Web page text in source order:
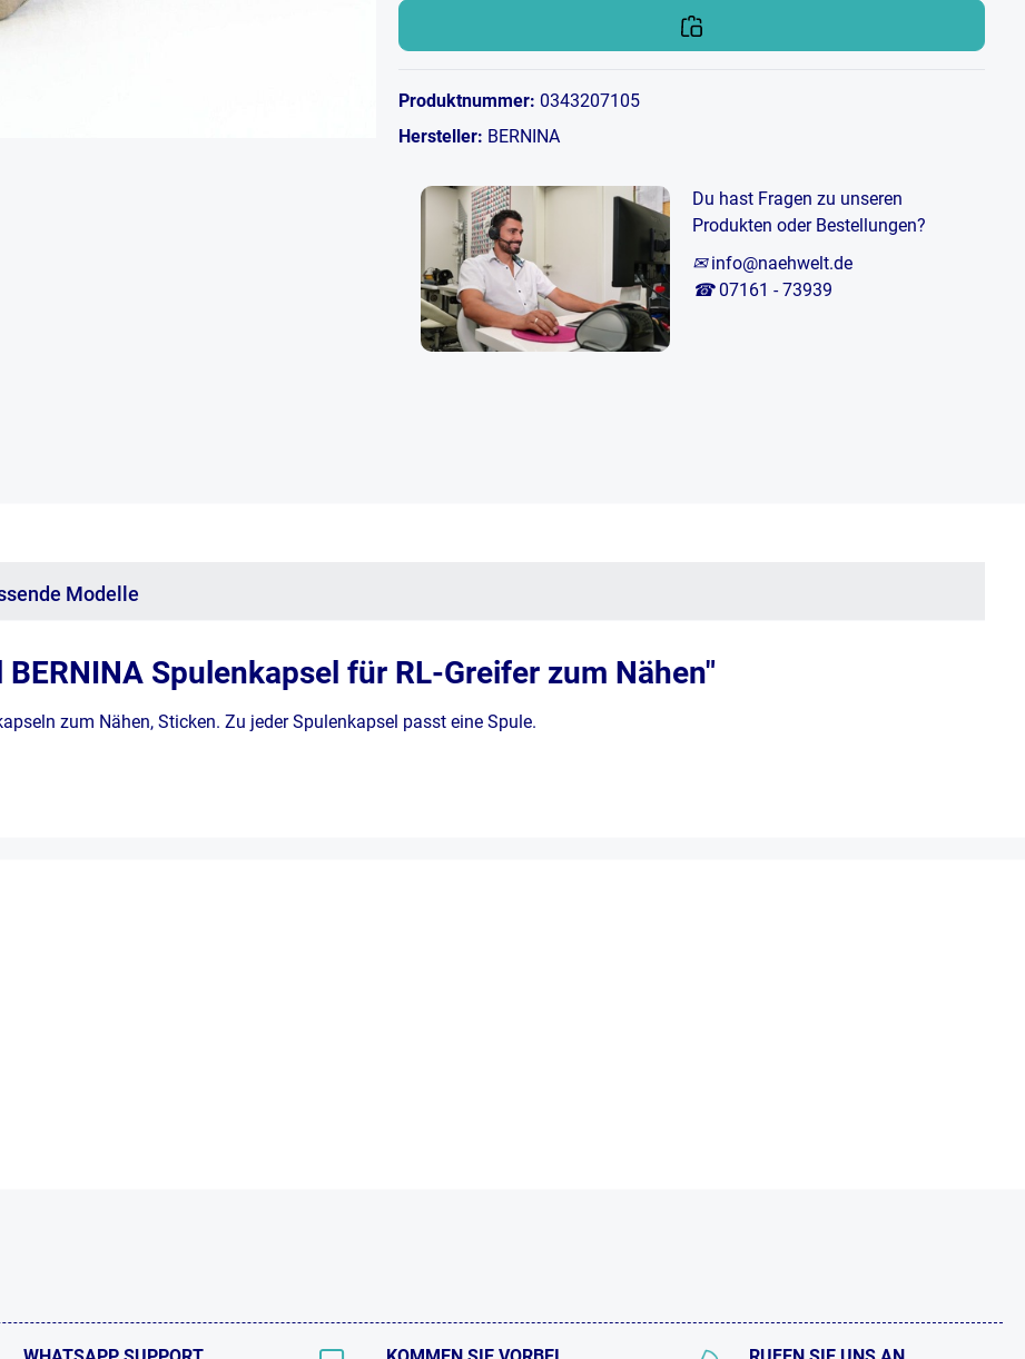
Produktnummer:0343207105
Hersteller: BERNINA
Du hast Fragen zu unseren
Produkten oder Bestellungen?
✉ info@naehwelt.de
☎ 07161 - 73939
Modelle
Spulenkapsel für RL-Greifer zum Nähen"
zum Nähen, Sticken. Zu jeder Spulenkapsel passt eine Spule.